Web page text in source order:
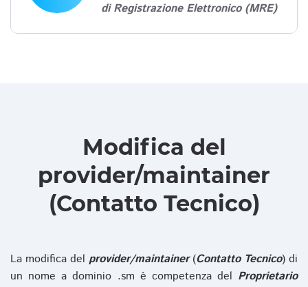
di Registrazione Elettronico (MRE)
Modifica del
provider/maintainer
(Contatto Tecnico)
La modifica del provider/maintainer(Contatto Tecnico) di
un nome a dominio .sm è competenza del Proprietario